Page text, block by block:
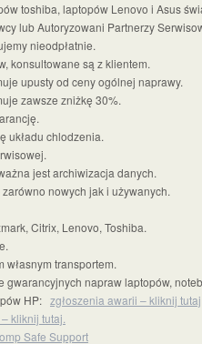
toshiba, laptopów Lenovo i Asus
lub Autoryzowani Partnerzy
nieodpłatnie.
konsultowane są z klientem.
upusty od ceny ogólnej naprawy.
zawsze zniżkę 30%.
układu chlodzenia.
jest archiwizacja danych.
nowych jak i używanych.
Citrix, Lenovo, Toshiba.
własnym transportem.
gwarancyjnych napraw laptopów,
HP: zgłoszenia awarii – kliknij tutaj
kliknij tutaj.
Safe Support